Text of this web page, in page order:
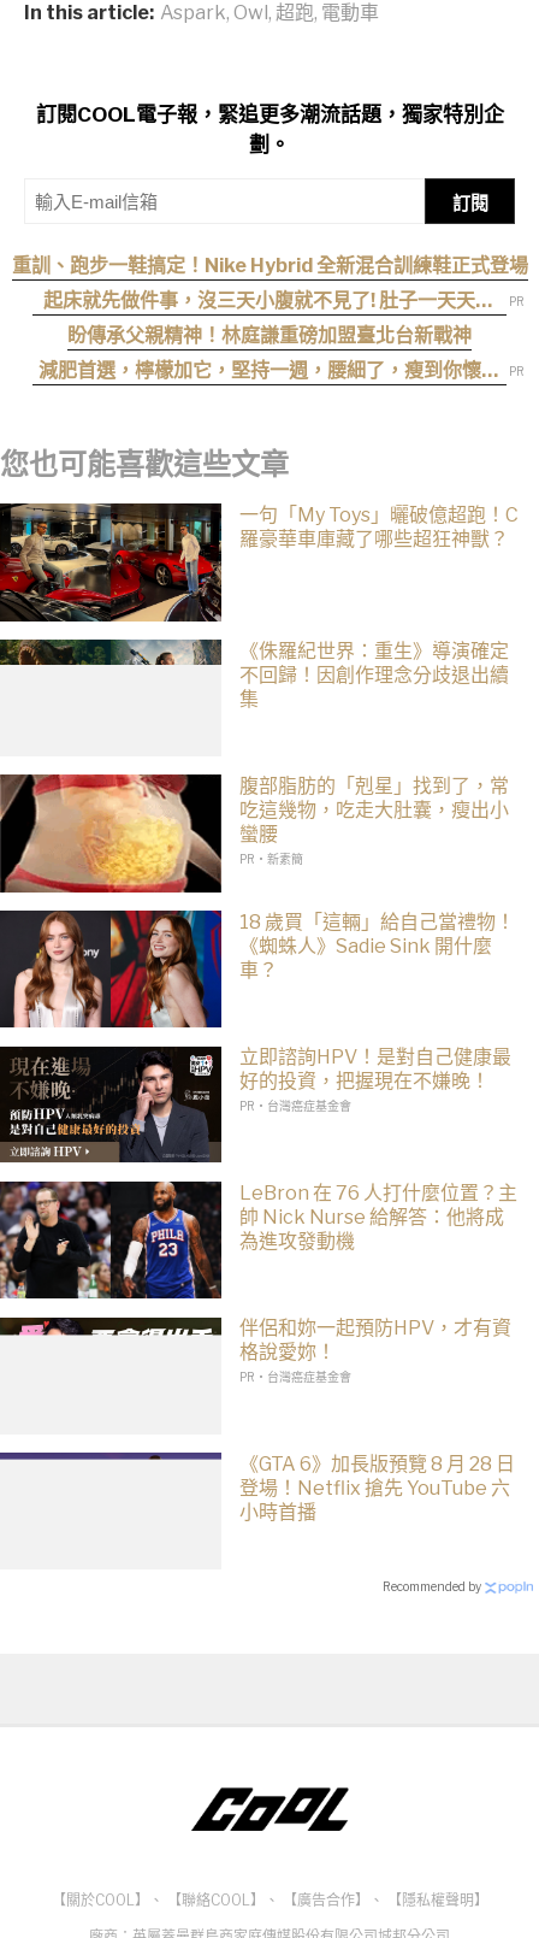
In this article: Aspark, Owl , 超跑, 電動車
訂閱COOL電子報，緊追更多潮流話題，獨家特別企
劃。
訂閱
重訓、跑步一鞋搞定！Nike Hybrid 全新混合訓練鞋正式登場
起床就先做件事，沒三天小腹就不見了! 肚子一天天變
小！
盼傳承父親精神！林庭謙重磅加盟臺北台新戰神
減肥首選，檸檬加它，堅持一週，腰細了，瘦到你懷疑
您也可能喜歡這些文章
一句「My Toys」曬破億超跑！C
羅豪華車庫藏了哪些超狂神獸？
《侏羅紀世界：重生》導演確定
不回歸！因創作理念分歧退出續
集
腹部脂肪的「剋星」找到了，常
吃這幾物，吃走大肚囊，瘦出小
蠻腰
PR・新素簡
18 歲買「這輛」給自己當禮物！
《蜘蛛人》Sadie Sink 開什麼
車？
立即諮詢HPV！是對自己健康最
好的投資，把握現在不嫌晚！
PR・台灣癌症基金會
LeBron 在 76 人打什麼位置？主
帥 Nick Nurse 給解答：他將成
為進攻發動機
伴侶和妳一起預防HPV，才有資
格說愛妳！
PR・台灣癌症基金會
《GTA 6》加長版預覽 8 月 28 日
登場！Netflix 搶先 YouTube 六
小時首播
Recommended by
【關於COOL】 、 【聯絡COOL】 、 【廣告合作】 、
【隱私權聲明】